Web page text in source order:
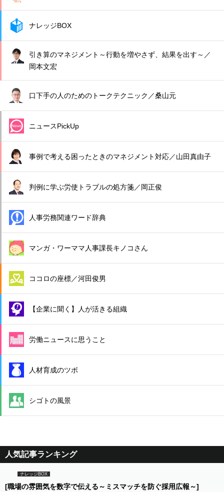
ナレッジBOX
引き算のマネジメント～行動を増やさず、結果を出す～／
岡本文宏
口下手の人のためのトークテクニック／桑山元
ニュースPickUp
事例で考える困ったときのマネジメント対応／山田真由子
判例に学ぶ労使トラブルの処方箋／岡正俊
人事労務関連ワード辞典
マンガ・ワーママ人事課長キノコさん
ココロの座標／河田俊男
【企業に聞く】人が活きる組織
労働ニュースに思うこと
人材育成のツボ
シゴトの風景
人気記事ランキング
ナレッジBOX
[職場の雰囲気を数字で伝える～ミスマッチを防ぐ採用広報～]